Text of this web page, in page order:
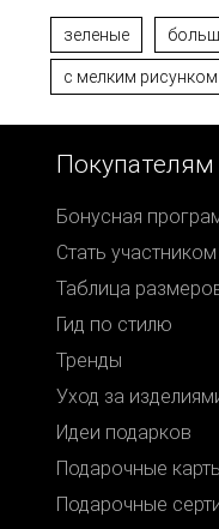
зеленые
с мелким рисунком
Покупателям
Бонусная
Стать участником
Таблица
Гид по стилю
Тренды
Уход за
Идеи подарков
Подарочные
Подарочные